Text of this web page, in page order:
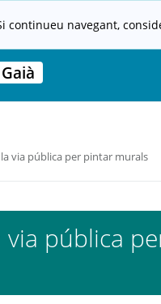
navegant,
via pública per pintar murals
via pública